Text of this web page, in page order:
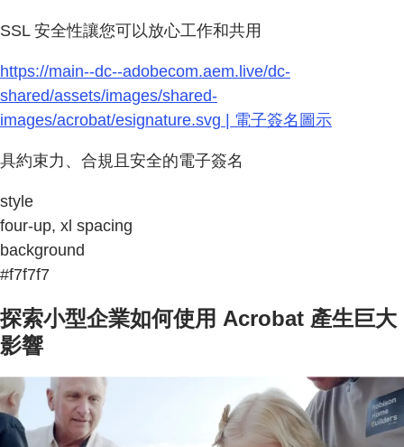
SSL 安全性讓您可以放心工作和共用
https://main--dc--adobecom.aem.live/dc-
shared/assets/images/shared-
images/acrobat/esignature.svg | 電子簽名圖示
具約束力、合規且安全的電子簽名
style
four-up, xl spacing
background
#f7f7f7
探索小型企業如何使用 Acrobat 產生巨大
影響